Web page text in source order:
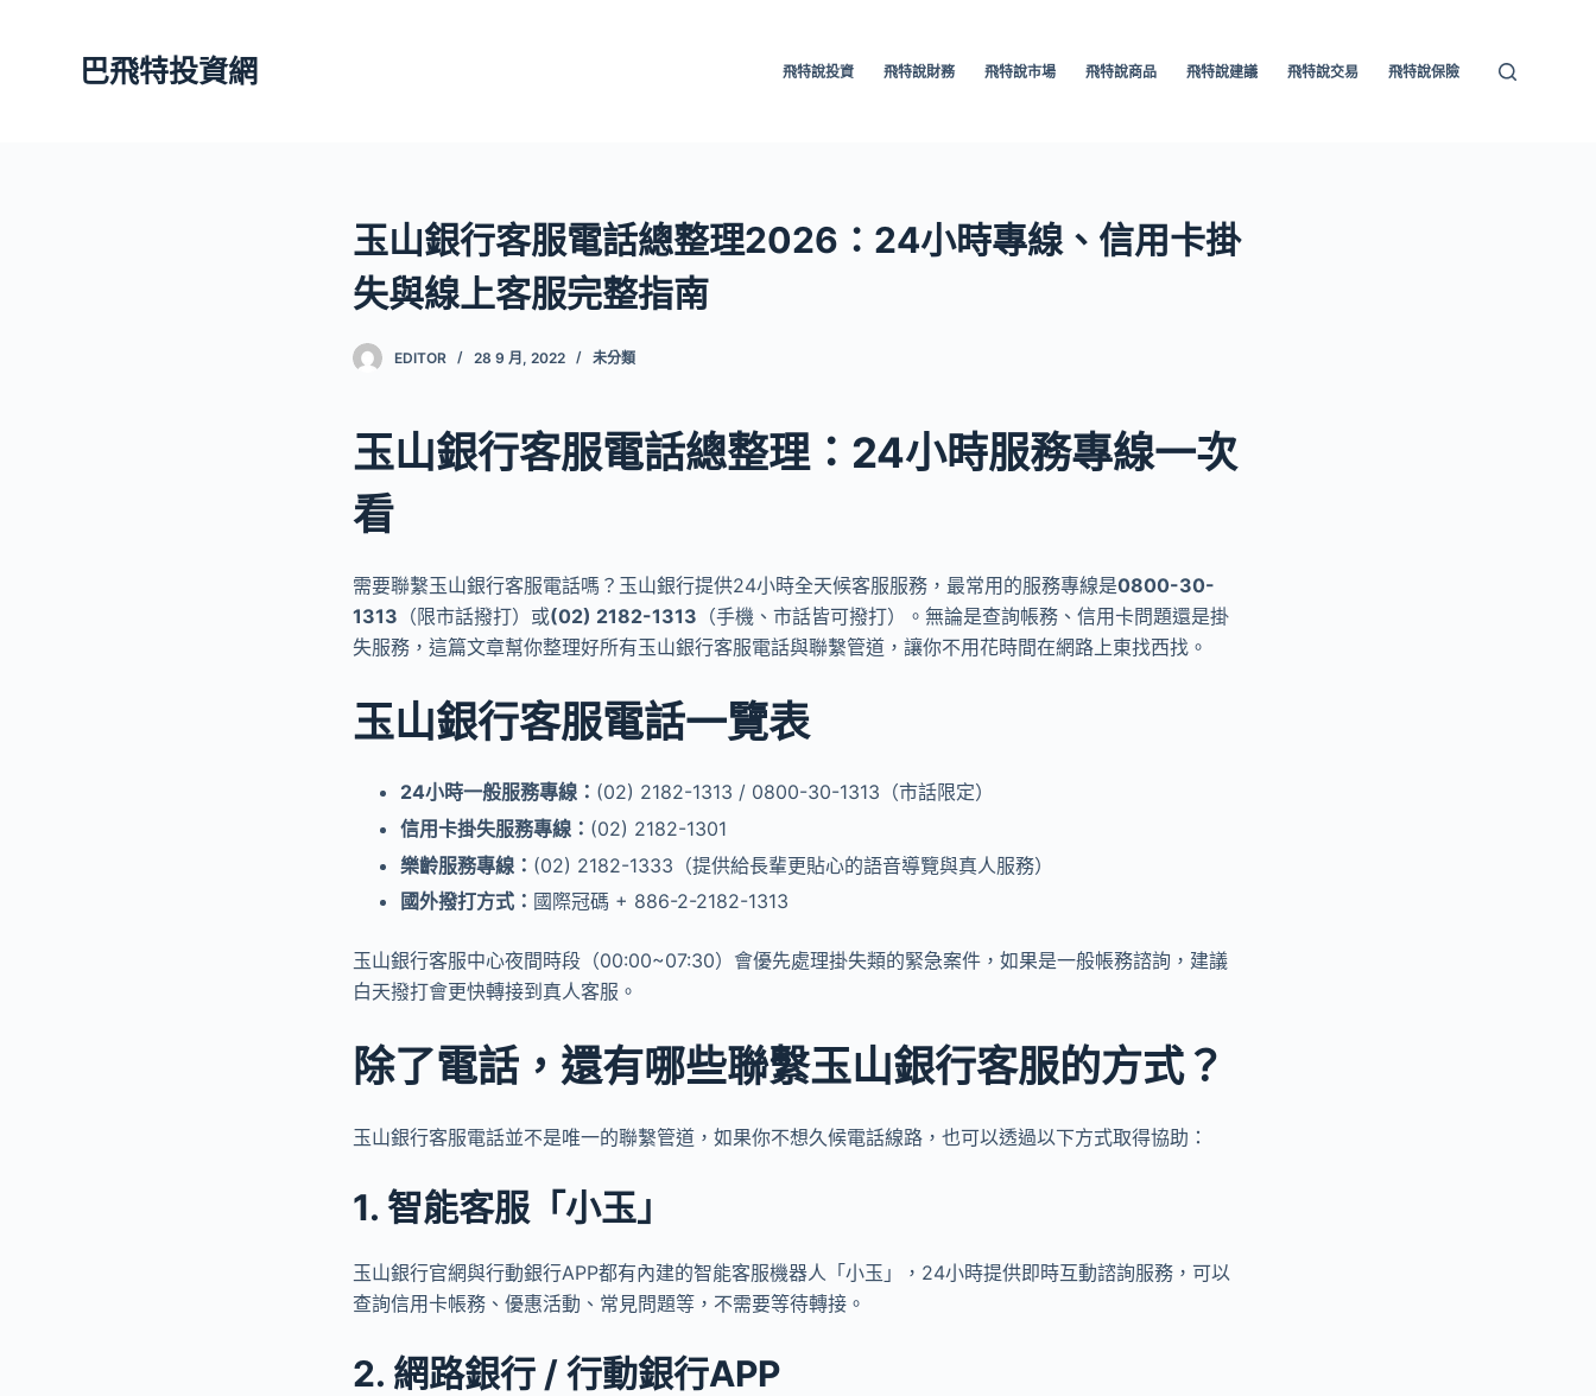
巴飛特投資網 飛特說投資 飛特說財務 飛特說市場 飛特說商品 飛特說建議 飛特說交易 飛特說保險
玉山銀行客服電話總整理2026：24小時專線、信用卡掛
失與線上客服完整指南
EDITOR 28 9 月, 2022 未分類
玉山銀行客服電話總整理：24小時服務專線一次
看
需要聯繫玉山銀行客服電話嗎？玉山銀行提供24小時全天候客服服務，最常用的服務專線是0800-30-
1313 （限市話撥打）或(02) 2182-1313 （手機、市話皆可撥打）。無論是查詢帳務、信用卡問題還是掛
失服務，這篇文章幫你整理好所有玉山銀行客服電話與聯繫管道，讓你不用花時間在網路上東找西找。
玉山銀行客服電話一覽表
24小時一般服務專線： (02) 2182-1313 / 0800-30-1313（市話限定）
信用卡掛失服務專線： (02) 2182-1301
樂齡服務專線： (02) 2182-1333（提供給長輩更貼心的語音導覽與真人服務）
國外撥打方式： 國際冠碼 + 886-2-2182-1313
玉山銀行客服中心夜間時段（00:00~07:30）會優先處理掛失類的緊急案件，如果是一般帳務諮詢，建議
白天撥打會更快轉接到真人客服。
除了電話，還有哪些聯繫玉山銀行客服的方式？
玉山銀行客服電話並不是唯一的聯繫管道，如果你不想久候電話線路，也可以透過以下方式取得協助：
1. 智能客服「小玉」
玉山銀行官網與行動銀行APP都有內建的智能客服機器人「小玉」，24小時提供即時互動諮詢服務，可以
查詢信用卡帳務、優惠活動、常見問題等，不需要等待轉接。
2. 網路銀行 / 行動銀行APP